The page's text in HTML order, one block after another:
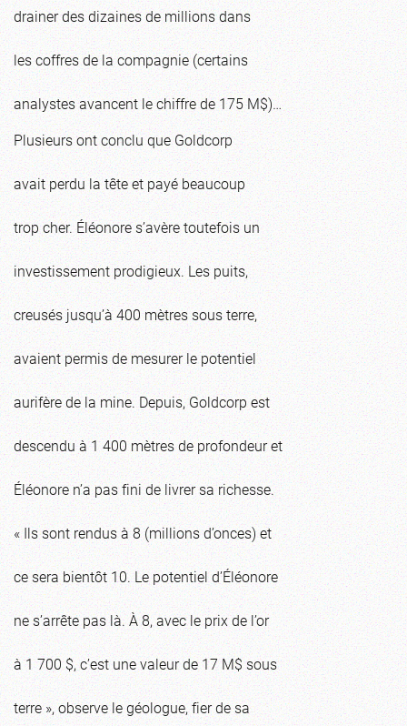
drainer des dizaines de millions dans
les coffres de la compagnie (certains
analystes avancent le chiffre de 175 M$)…
Plusieurs ont conclu que Goldcorp
avait perdu la tête et payé beaucoup
trop cher. Éléonore s’avère toutefois un
investissement prodigieux. Les puits,
creusés jusqu’à 400 mètres sous terre,
avaient permis de mesurer le potentiel
aurifère de la mine. Depuis, Goldcorp est
descendu à 1 400 mètres de profondeur et
Éléonore n’a pas fini de livrer sa richesse.
« Ils sont rendus à 8 (millions d’onces) et
ce sera bientôt 10. Le potentiel d’Éléonore
ne s’arrête pas là. À 8, avec le prix de l’or
à 1 700 $, c’est une valeur de 17 M$ sous
terre », observe le géologue, fier de sa